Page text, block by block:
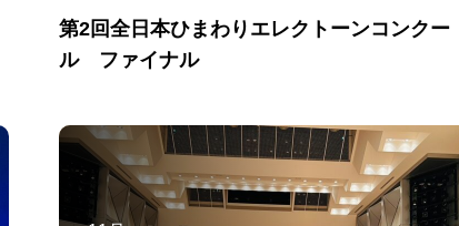
第2回全日本ひまわりエレクトーンコンクー
ル ファイナル